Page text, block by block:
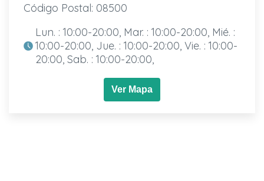
Código Postal: 08500
Lun. : 10:00-20:00, Mar. : 10:00-20:00, Mié. :
10:00-20:00, Jue. : 10:00-20:00, Vie. : 10:00-
20:00, Sab. : 10:00-20:00,
Ver Mapa